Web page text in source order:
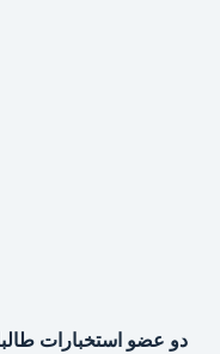
دو عضو استخبارات